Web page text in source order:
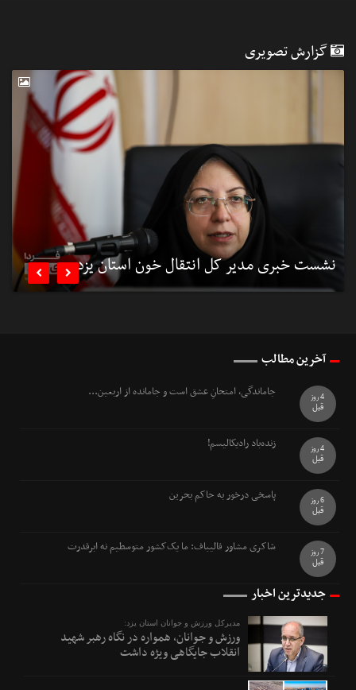
گزارش تصویری
نشست خبری مدیر کل انتقال خون استان یزد  
آخرین مطالب
جاماندگی، امتحانِ عشق است و جامانده از اربعین...
4 روز
قبل
زنده‌باد رادیکالیسم!
4 روز
قبل
پاسخی درخور به حاکم بحرین
6 روز
قبل
شاکری مشاور قالیباف: ما یک‌کشور متوسطیم نه ابرقدرت
7 روز
قبل
جدیدترین اخبار
مدیرکل ورزش و جوانان استان یزد:
ورزش و جوانان، همواره در نگاه رهبر شهید
انقلاب جایگاهی ویژه داشت